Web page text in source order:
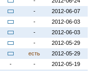
-
2012-06-07
-
2012-06-03
-
2012-06-03
-
2012-05-29
есть
2012-05-29
- -
2012-05-19